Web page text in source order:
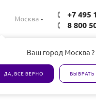
Москва
Ваш город Москва ?
ДА, ВСЕ ВЕРНО ВЫБРАТЬ
+7 495
8 800
Все товары